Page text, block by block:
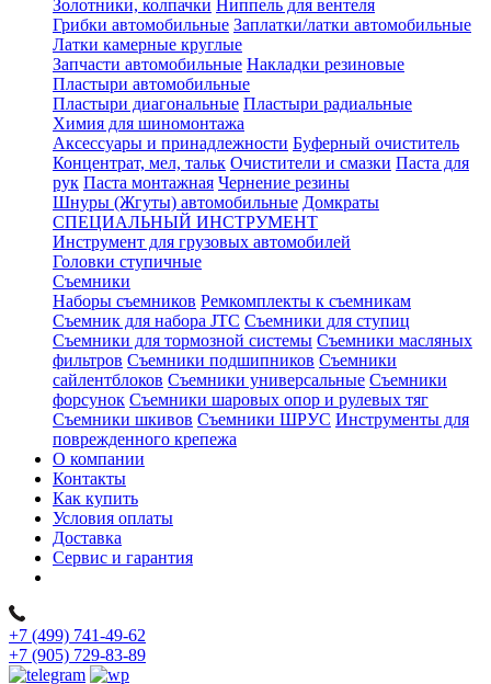
Золотники, колпачки Ниппель для вентеля
Грибки автомобильные Заплатки/латки автомобильные
Латки камерные круглые
Запчасти автомобильные Накладки резиновые
Пластыри автомобильные
Пластыри диагональные Пластыри радиальные
Химия для шиномонтажа
Аксессуары и принадлежности Буферный очиститель
Концентрат, мел, тальк Очистители и смазки Паста для
рук Паста монтажная Чернение резины
Шнуры (Жгуты) автомобильные Домкраты
СПЕЦИАЛЬНЫЙ ИНСТРУМЕНТ
Инструмент для грузовых автомобилей
Головки ступичные
Съемники
Наборы съемников Ремкомплекты к съемникам
Съемник для набора JTC Съемники для ступиц
Съемники для тормозной системы Съемники масляных
фильтров Съемники подшипников Съемники
сайлентблоков Съемники универсальные Съемники
форсунок Съемники шаровых опор и рулевых тяг
Съемники шкивов Съемники ШРУС Инструменты для
поврежденного крепежа
О компании
Контакты
Как купить
Условия оплаты
Доставка
Сервис и гарантия
+7 (499) 741-49-62
+7 (905) 729-83-89